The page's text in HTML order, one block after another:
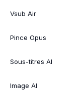
Vsub Air
Pince Opus
Sous-titres AI
Image AI